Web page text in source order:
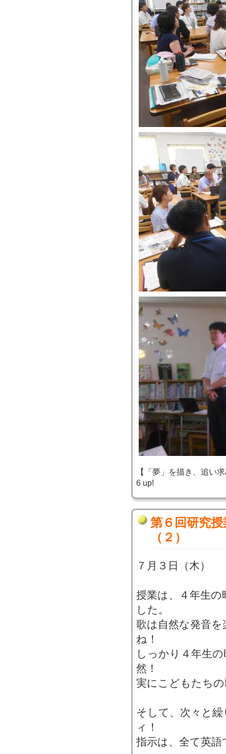
【「夢」を描き、追い
6 up!
第６回研究
（２）
７月３日（木）
授業は、４年生
した。
歌は自然な発音
ね！
しっかり４年生
然！
実にこどもたち
そして、次々と
ィ！
指示は、全て英語